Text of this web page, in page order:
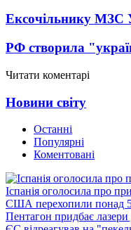
Ексочільнику МЗС
РФ створила
Читати коментарі
Новини світу
Останні
Популярні
Коментовані
Іспанія оголосила про
США перехопили понад
Пентагон придбає